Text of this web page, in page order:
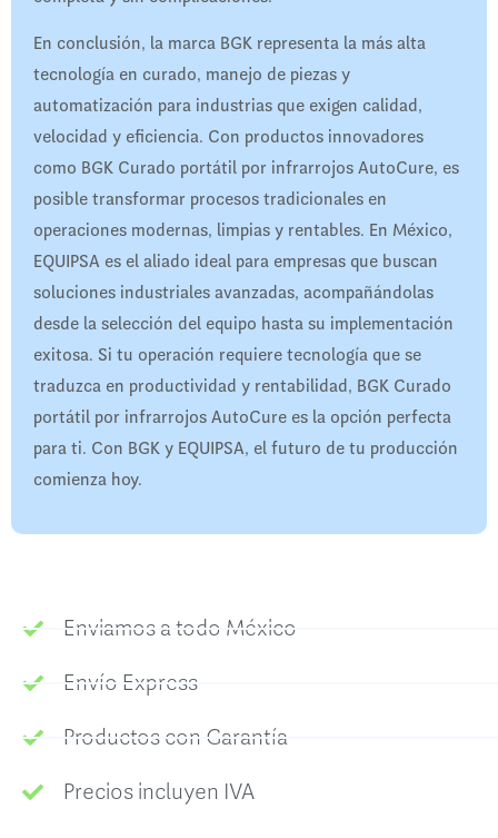
En conclusión, la marca BGK representa la más alta
tecnología en curado, manejo de piezas y
automatización para industrias que exigen calidad,
velocidad y eficiencia. Con productos innovadores
como BGK Curado portátil por infrarrojos AutoCure, es
posible transformar procesos tradicionales en
operaciones modernas, limpias y rentables. En México,
EQUIPSA es el aliado ideal para empresas que buscan
soluciones industriales avanzadas, acompañándolas
desde la selección del equipo hasta su implementación
exitosa. Si tu operación requiere tecnología que se
traduzca en productividad y rentabilidad, BGK Curado
portátil por infrarrojos AutoCure es la opción perfecta
para ti. Con BGK y EQUIPSA, el futuro de tu producción
comienza hoy.
Enviamos a todo México
Envío Express
Productos con Garantía
Precios incluyen IVA